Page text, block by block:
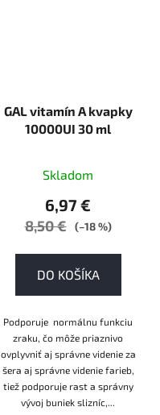
GAL vitamín A kvapky
10000UI 30 ml
Skladom
6,97 €
8,50 € (–18 %)
DO KOŠÍKA
Podporuje normálnu funkciu
zraku, čo môže priaznivo
ovplyvniť aj správne videnie za
šera aj správne videnie farieb,
tiež podporuje rast a správny
vývoj buniek slizníc,...